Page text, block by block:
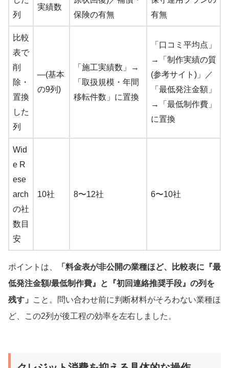
列
実績数
保険の有無
有無
比較
表で
削
除・
置換
した
列
―(基本
の9列)
「施工実績数」→
「取扱規模・年間
移転件数」に置換
「口コミ平均点」
→「制作実績の質
(参考サイト)」／
「最低発注金額」
→「最低制作費」
に置換
Wid
e R
ese
arch
の社
数目
安
10社 8〜12社 6〜10社
ポイントは、
「料金表が非公開の業種ほど、比較表に『最
低発注金額/最低制作費』と『初回連絡推奨手段』の列を
残す」
こと。問い合わせ前に判断材料がそろわない業種ほ
ど、この2列が後工程の効率を左右しました。